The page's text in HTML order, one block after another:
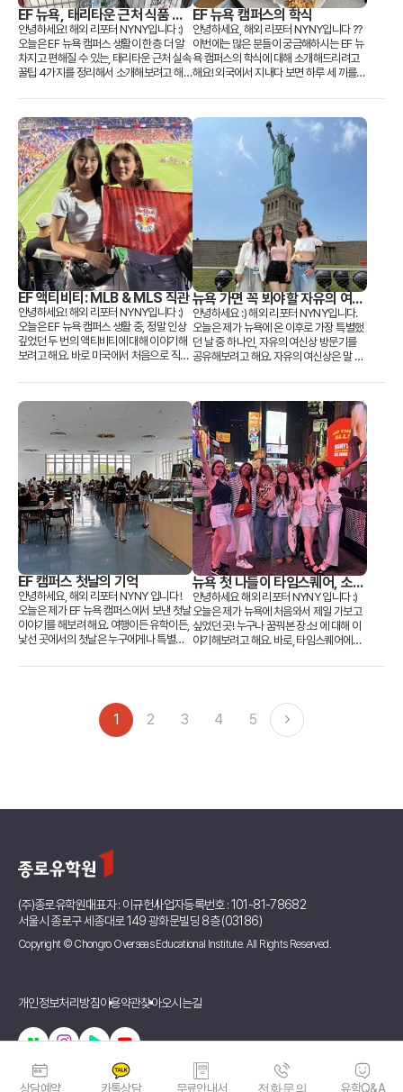
EF 뉴욕, 태리타운 근처 식품 가
게 & 쇼핑몰
안녕하세요! 해외 리포터 NYNY입니다 :)
오늘은 EF 뉴욕 캠퍼스 생활이 한층 더 알
차지고 편해질 수 있는, 태리타운 근처 실속
꿀팁 4가지를 정리해서 소개해보려고 해
EF 뉴욕 캠퍼스의 학식
안녕하세요, 해외 리포터 NYNY입니다 ??
이번에는 많은 분들이 궁금해하시는 EF 뉴
욕 캠퍼스의 학식에 대해 소개해드리려고
해요! 외국에서 지내다 보면 하루 세 끼를
EF 액티비티: MLB & MLS 직관
안녕하세요! 해외 리포터 NYNY입니다 :)
오늘은 EF 뉴욕 캠퍼스 생활 중, 정말 인상
깊었던 두 번의 액티비티에 대해 이야기해
보려고 해요. 바로 미국에서 처음으로 직관
뉴욕 가면 꼭 봐야할 자유의 여신
상
안녕하세요 :) 해외 리포터 NYNY입니다.
오늘은 제가 뉴욕에 온 이후로 가장 특별했
던 날 중 하나인, 자유의 여신상 방문기를
공유해보려고 해요. 자유의 여신상은 말 그
EF 캠퍼스 첫날의 기억
안녕하세요, 해외 리포터 NYNY 입니다 !
오늘은 제가 EF 뉴욕 캠퍼스에서 보낸 첫날
이야기를 해보려 해요. 여행이든 유학이든,
낯선 곳에서의 첫날은 누구에게나 특별하
뉴욕 첫 나들이 타임스퀘어, 소중
한 친구들을 만난 곳
안녕하세요 해외 리포터 NYNY 입니다 :)
오늘은 제가 뉴욕에 처음와서 제일 가보고
싶었던 곳! 누구나 꿈꿔본 장소! 에 대해 이
야기해보려고 해요. 바로, 타임스퀘어에서
꼈...
1 2 3 4 5
상담예약 카톡상담 무료안내서 전화문의 유학Q&A
(주)종로유학원대표자 : 이규헌사업자등록번호 : 101-81-78682
서울시 종로구 세종대로 149 광화문빌딩 8층 (03186)
Copyright © Chongro Overseas Educational Institute. All Rights Reserved.
개인정보처리방침이용약관찾아오시는길